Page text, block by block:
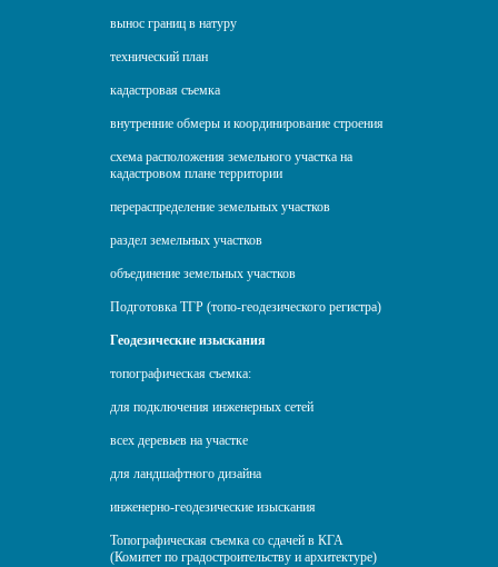
вынос границ в натуру
технический план
кадастровая съемка
внутренние обмеры и координирование строения
схема расположения земельного участка на
кадастровом плане территории
перераспределение земельных участков
раздел земельных участков
объединение земельных участков
Подготовка ТГР (топо-геодезического регистра)
Геодезические изыскания
топографическая съемка:
для подключения инженерных сетей
всех деревьев на участке
для ландшафтного дизайна
инженерно-геодезические изыскания
Топографическая съемка со сдачей в КГА
(Комитет по градостроительству и архитектуре)